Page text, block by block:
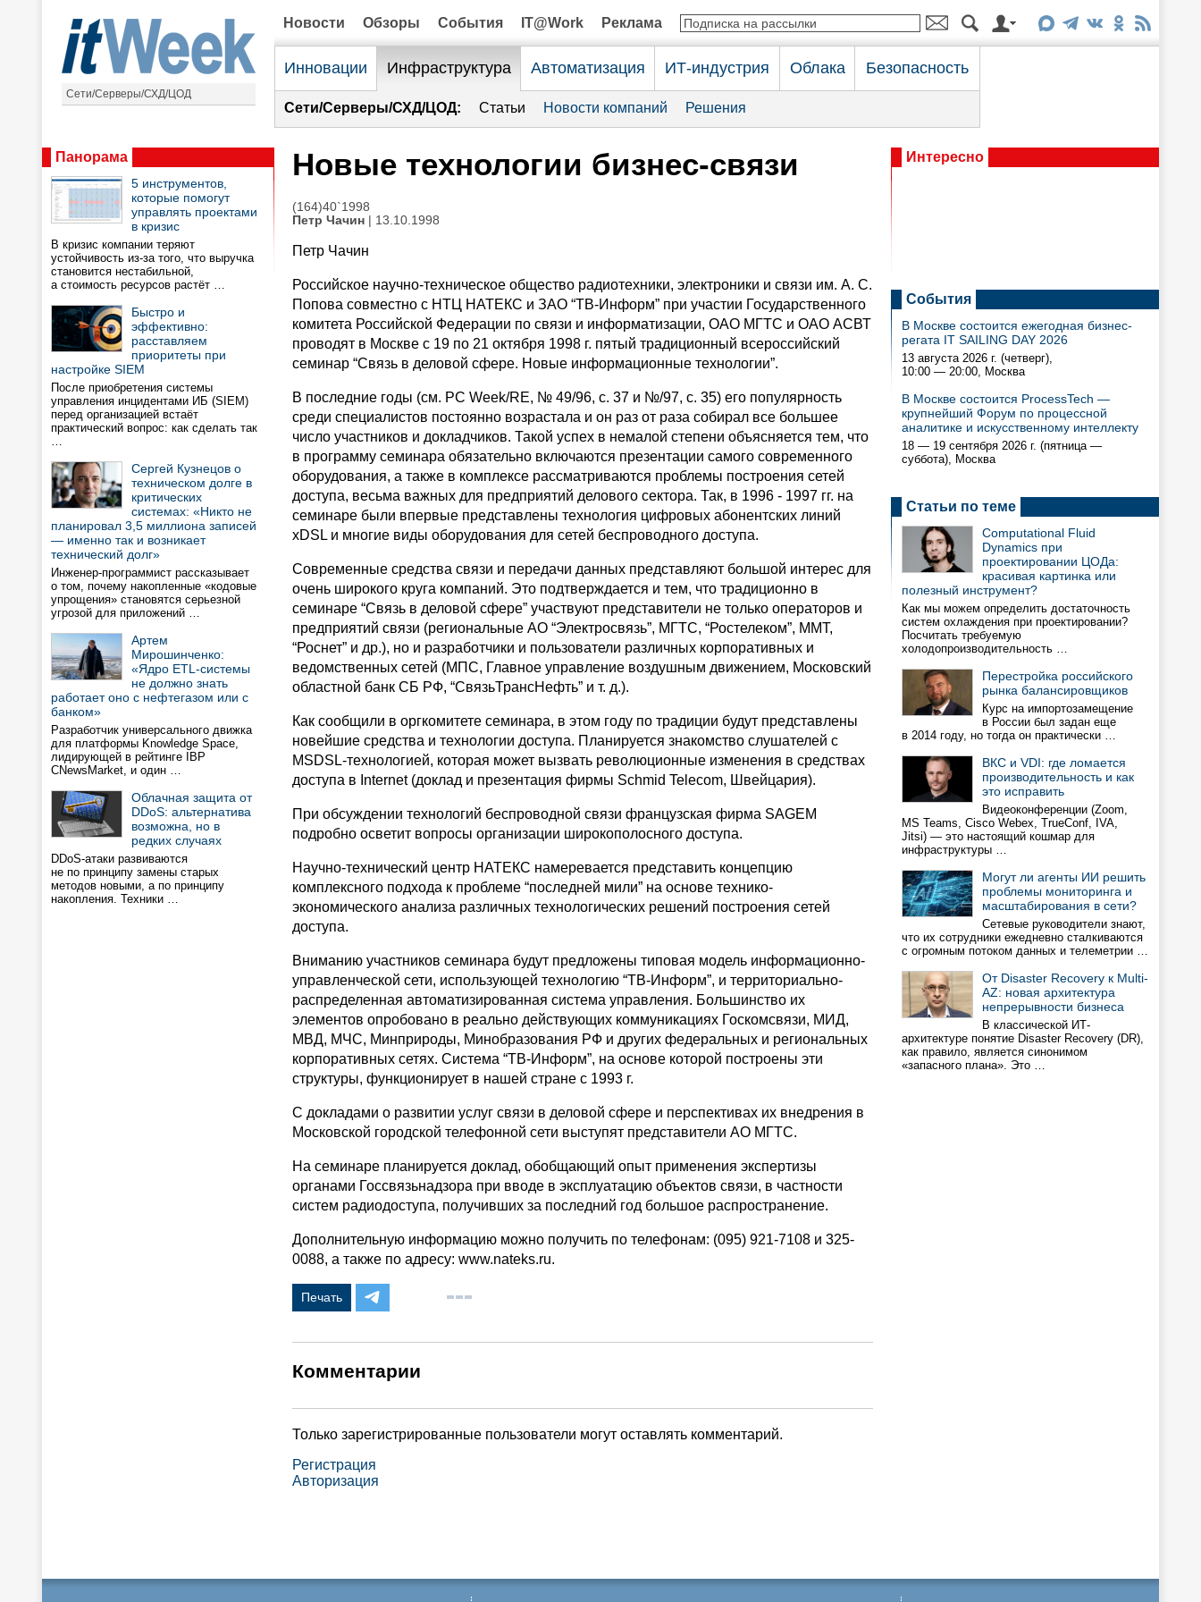
Сети/Серверы/СХД/ЦОД
Новости Обзоры События IT@Work Реклама
Инновации Инфраструктура Автоматизация ИТ-индустрия Облака Безопасность
Сети/Серверы/СХД/ЦОД: Статьи Новости компаний Решения
Панорама
5 инструментов,
которые помогут
управлять проектами
в кризис
В кризис компании теряют
устойчивость из-за того, что выручка
становится нестабильной,
а стоимость ресурсов растёт …
Быстро и
эффективно:
расставляем
приоритеты при
настройке SIEM
После приобретения системы
управления инцидентами ИБ (SIEM)
перед организацией встаёт
практический вопрос: как сделать так
…
Сергей Кузнецов о
техническом долге в
критических
системах: «Никто не
планировал 3,5 миллиона записей
— именно так и возникает
технический долг»
Инженер-программист рассказывает
о том, почему накопленные «кодовые
упрощения» становятся серьезной
угрозой для приложений …
Артем
Мирошинченко:
«Ядро ETL-системы
не должно знать
работает оно с нефтегазом или с
банком»
Разработчик универсального движка
для платформы Knowledge Space,
лидирующей в рейтинге IBP
CNewsMarket, и один …
Облачная защита от
DDoS: альтернатива
возможна, но в
редких случаях
DDoS-атаки развиваются
не по принципу замены старых
методов новыми, а по принципу
накопления. Техники …
Новые технологии бизнес-связи
(164)40`1998
Петр Чачин | 13.10.1998
Петр Чачин
Российское научно-техническое общество радиотехники, электроники и связи им. А. С.
Попова совместно с НТЦ НАТЕКС и ЗАО “ТВ-Информ” при участии Государственного
комитета Российской Федерации по связи и информатизации, ОАО МГТС и ОАО АСВТ
проводят в Москве с 19 по 21 октября 1998 г. пятый традиционный всероссийский
семинар “Связь в деловой сфере. Новые информационные технологии”.
В последние годы (см. PC Week/RE, № 49/96, с. 37 и №/97, с. 35) его популярность
среди специалистов постоянно возрастала и он раз от раза собирал все большее
число участников и докладчиков. Такой успех в немалой степени объясняется тем, что
в программу семинара обязательно включаются презентации самого современного
оборудования, а также в комплексе рассматриваются проблемы построения сетей
доступа, весьма важных для предприятий делового сектора. Так, в 1996 - 1997 гг. на
семинаре были впервые представлены технология цифровых абонентских линий
xDSL и многие виды оборудования для сетей беспроводного доступа.
Современные средства связи и передачи данных представляют большой интерес для
очень широкого круга компаний. Это подтверждается и тем, что традиционно в
семинаре “Связь в деловой сфере” участвуют представители не только операторов и
предприятий связи (региональные АО “Электросвязь”, МГТС, “Ростелеком”, ММТ,
“Роснет” и др.), но и разработчики и пользователи различных корпоративных и
ведомственных сетей (МПС, Главное управление воздушным движением, Московский
областной банк СБ РФ, “СвязьТрансНефть” и т. д.).
Как сообщили в оргкомитете семинара, в этом году по традиции будут представлены
новейшие средства и технологии доступа. Планируется знакомство слушателей с
MSDSL-технологией, которая может вызвать революционные изменения в средствах
доступа в Internet (доклад и презентация фирмы Schmid Telecom, Швейцария).
При обсуждении технологий беспроводной связи французская фирма SAGEM
подробно осветит вопросы организации широкополосного доступа.
Научно-технический центр НАТЕКС намеревается представить концепцию
комплексного подхода к проблеме “последней мили” на основе технико-
экономического анализа различных технологических решений построения сетей
доступа.
Вниманию участников семинара будут предложены типовая модель информационно-
управленческой сети, использующей технологию “ТВ-Информ”, и территориально-
распределенная автоматизированная система управления. Большинство их
элементов опробовано в реально действующих коммуникациях Госкомсвязи, МИД,
МВД, МЧС, Минприроды, Минобразования РФ и других федеральных и региональных
корпоративных сетях. Система “ТВ-Информ”, на основе которой построены эти
структуры, функционирует в нашей стране с 1993 г.
С докладами о развитии услуг связи в деловой сфере и перспективах их внедрения в
Московской городской телефонной сети выступят представители АО МГТС.
На семинаре планируется доклад, обобщающий опыт применения экспертизы
органами Госсвязьнадзора при вводе в эксплуатацию объектов связи, в частности
систем радиодоступа, получивших за последний год большое распространение.
Дополнительную информацию можно получить по телефонам: (095) 921-7108 и 325-
0088, а также по адресу: www.nateks.ru.
Печать
Комментарии
Только зарегистрированные пользователи могут оставлять комментарий.
Регистрация
Авторизация
Интересно
События
В Москве состоится ежегодная бизнес-
регата IT SAILING DAY 2026
13 августа 2026 г. (четверг),
10:00 — 20:00, Москва
В Москве состоится ProcessTech —
крупнейший Форум по процессной
аналитике и искусственному интеллекту
18 — 19 сентября 2026 г. (пятница —
суббота), Москва
Статьи по теме
Computational Fluid
Dynamics при
проектировании ЦОДа:
красивая картинка или
полезный инструмент?
Как мы можем определить достаточность
систем охлаждения при проектировании?
Посчитать требуемую
холодопроизводительность …
Перестройка российского
рынка балансировщиков
Курс на импортозамещение
в России был задан еще
в 2014 году, но тогда он практически …
ВКС и VDI: где ломается
производительность и как
это исправить
Видеоконференции (Zoom,
MS Teams, Cisco Webex, TrueConf, IVA,
Jitsi) — это настоящий кошмар для
инфраструктуры …
Могут ли агенты ИИ решить
проблемы мониторинга и
масштабирования в сети?
Сетевые руководители знают,
что их сотрудники ежедневно сталкиваются
с огромным потоком данных и телеметрии …
От Disaster Recovery к Multi-
AZ: новая архитектура
непрерывности бизнеса
В классической ИТ-
архитектуре понятие Disaster Recovery (DR),
как правило, является синонимом
«запасного плана». Это …